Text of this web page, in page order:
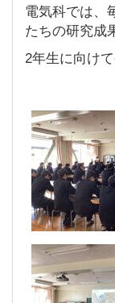
電気科では、
たちの研究成
2年生に向けて